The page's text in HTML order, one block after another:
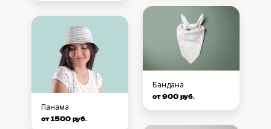
Панама
от 1500 руб.
Бандана
от 900 руб.